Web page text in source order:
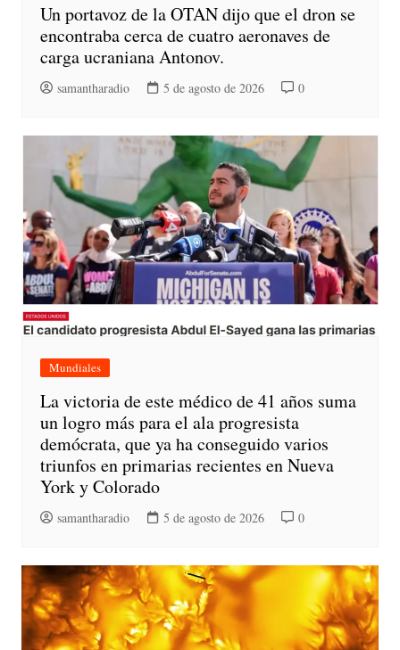
Un portavoz de la OTAN dijo que el dron se
encontraba cerca de cuatro aeronaves de
carga ucraniana Antonov.
samantharadio 5 de agosto de 2026 0
Mundiales
La victoria de este médico de 41 años suma
un logro más para el ala progresista
demócrata, que ya ha conseguido varios
triunfos en primarias recientes en Nueva
York y Colorado
samantharadio 5 de agosto de 2026 0